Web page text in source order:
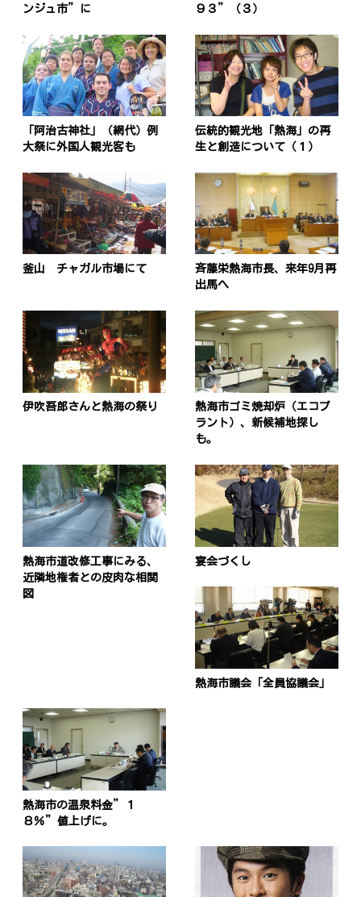
ンジュ市”に
９３”（３）
「阿治古神社」（網代）例
大祭に外国人観光客も
伝統的観光地「熱海」の再
生と創造について（１）
釜山 チャガル市場にて
斉藤栄熱海市長、来年9月再
出馬へ
伊吹吾郎さんと熱海の祭り
熱海市ゴミ焼却炉（エコプ
ラント）、新候補地探し
も。
熱海市道改修工事にみる、
近隣地権者との皮肉な相関
図
宴会づくし
熱海市議会「全員協議会」
熱海市の温泉料金”１
８％”値上げに。